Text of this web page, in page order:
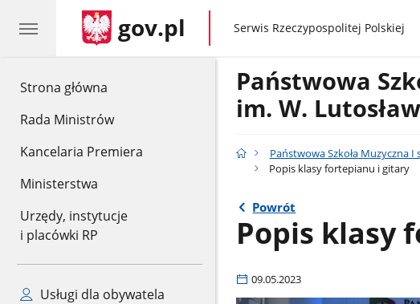
Strona główna
Rada Ministrów
Kancelaria Premiera
Ministerstwa
Urzędy, instytucje
i placówki RP
Usługi dla obywatela
gov.pl gov.pl
Serwis Rzeczypospolitej Polskiej
Państwowa
im. W.
Państwowa Szkoła Muzyczna I
Popis klasy fortepianu i gitary
Powrót
Popis klasy
09.05.2023